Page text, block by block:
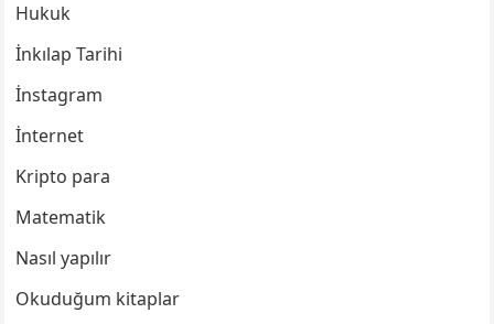
Hukuk
İnkılap Tarihi
İnstagram
İnternet
Kripto para
Matematik
Nasıl yapılır
Okuduğum kitaplar